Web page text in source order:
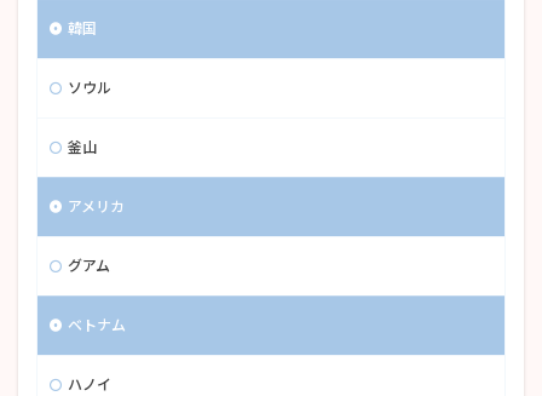
韓国
ソウル
釜山
アメリカ
グアム
ベトナム
ハノイ